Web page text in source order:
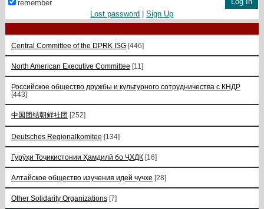
remember
Lost password |Sign Up
Central Committee of the DPRK ISG [446]
North American Executive Committee [11]
Российское общество дружбы и культурного сотрудничества с КНДР
[443]
中国团结朝鲜社团 [252]
Deutsches Regionalkomitee [134]
Гурӯҳи Тоҷикистонии Ҳамдилӣ бо ҶХДК [16]
Алтайское общество изучения идей чучхе [28]
Other Solidarity Organizations [7]